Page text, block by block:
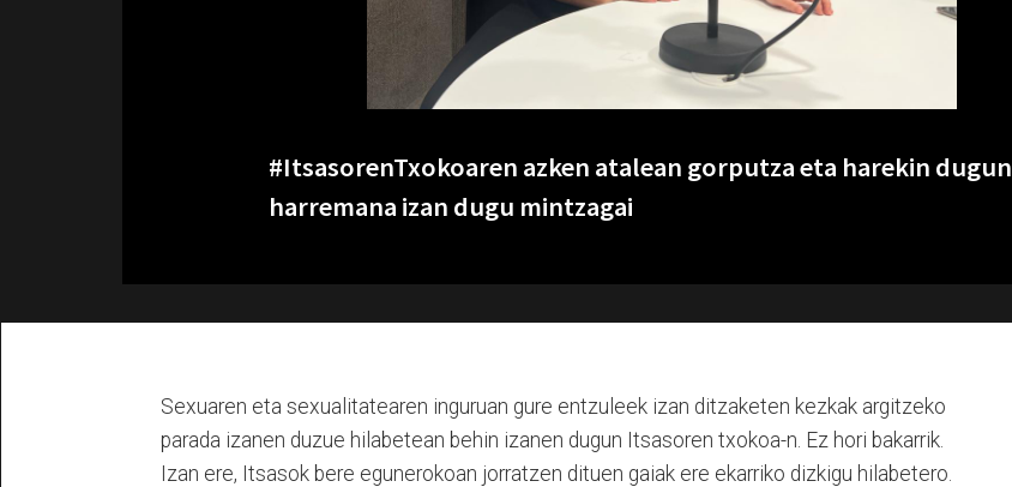
#ItsasorenTxokoaren azken atalean gorputza eta harekin dugun
harremana izan dugu mintzagai
Sexuaren eta sexualitatearen inguruan gure entzuleek izan ditzaketen kezkak argitzeko
parada izanen duzue hilabetean behin izanen dugun Itsasoren txokoa-n. Ez hori bakarrik.
Izan ere, Itsasok bere egunerokoan jorratzen dituen gaiak ere ekarriko dizkigu hilabetero.